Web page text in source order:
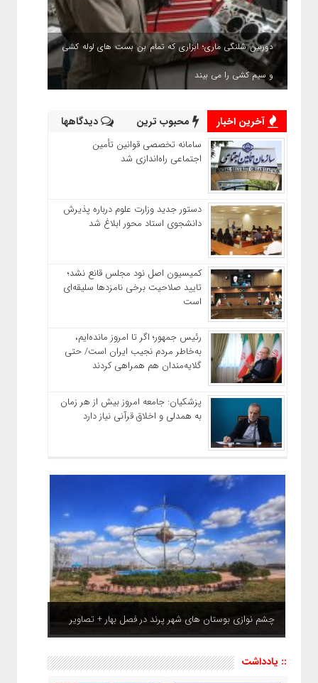
دوربین شلنگی ماری؛ ابزاری که تمام بن بست های لوله کشی
و سیم کشی را می بیند
آخرین اخبار محبوب ترین دیدگاهها
سامانه تخصصی قوانین تأمین
اجتماعی راه‌اندازی شد
دستور جدید وزارت علوم درباره پذیرش
دانشجوی استاد محور ابلاغ شد
کمیسیون اصل نود مجلس قانع نشد؛
تایید صلاحیت برخی نامزدها سلیقه‌ای
است
رئیس‌ جمهور؛ اگر تا امروز مانده‌ایم،
به‌خاطر مردم نجیب ایران است/ حتی
گلایه‌مندان هم همراهی کردند
پزشکیان: جامعه امروز بیش از هر زمان
به همدلی و اخلاق قرآنی نیاز دارد
چشم نوازی بوستان های شهر پرند در فصل بهار + تصاویر
:: یادداشت